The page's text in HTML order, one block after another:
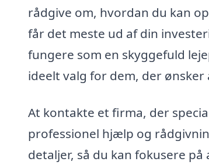
rådgive om, hvordan du kan
får det meste ud af din
fungere som en skyggefuld
ideelt valg for dem, der
At kontakte et firma, der
professionel hjælp og
detaljer, så du kan fokusere